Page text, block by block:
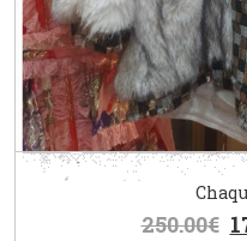
250.00€